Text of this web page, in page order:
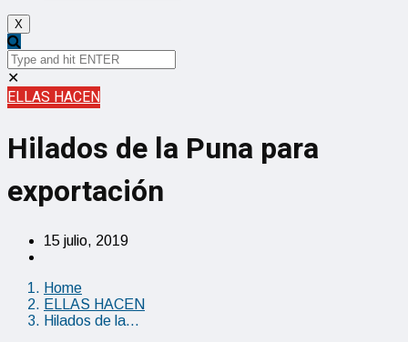
X
✕
ELLAS HACEN
Hilados de la Puna para
exportación
15 julio, 2019
Home
ELLAS HACEN
Hilados de la…